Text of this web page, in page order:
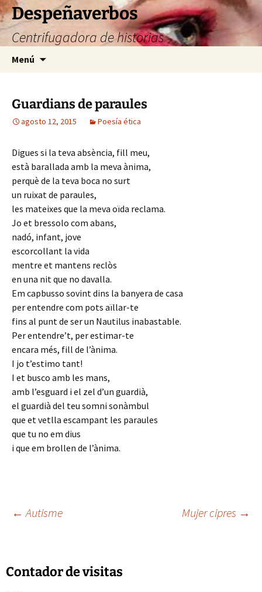
Saltar
al
contenido
Despeñaverbos
Centrifugadora de historias
Menú
Guardians de paraules
agosto 12, 2015 Poesía ética
Digues si la teva absència, fill meu,
està barallada amb la meva ànima,
perquè de la teva boca no surt
un ruixat de paraules,
les mateixes que la meva oïda reclama.
Jo et bressolo com abans,
nadó, infant, jove
escorcollant la vida
mentre et mantens reclòs
en una nit que no davalla.
Em capbusso sovint dins la banyera de casa
per entendre com pots aïllar-te
fins al punt de ser un Nautilus inabastable.
Per entendre’t, per estimar-te
encara més, fill de l’ànima.
I jo t’estimo tant!
I et busco amb les mans,
amb l’esguard i el zel d’un guardià,
el guardià del teu somni sonàmbul
que et vetlla escampant les paraules
que tu no em dius
i que em brollen de l’ànima.
Navegación
de
← Autisme Mujer cipres →
Contador de visitas